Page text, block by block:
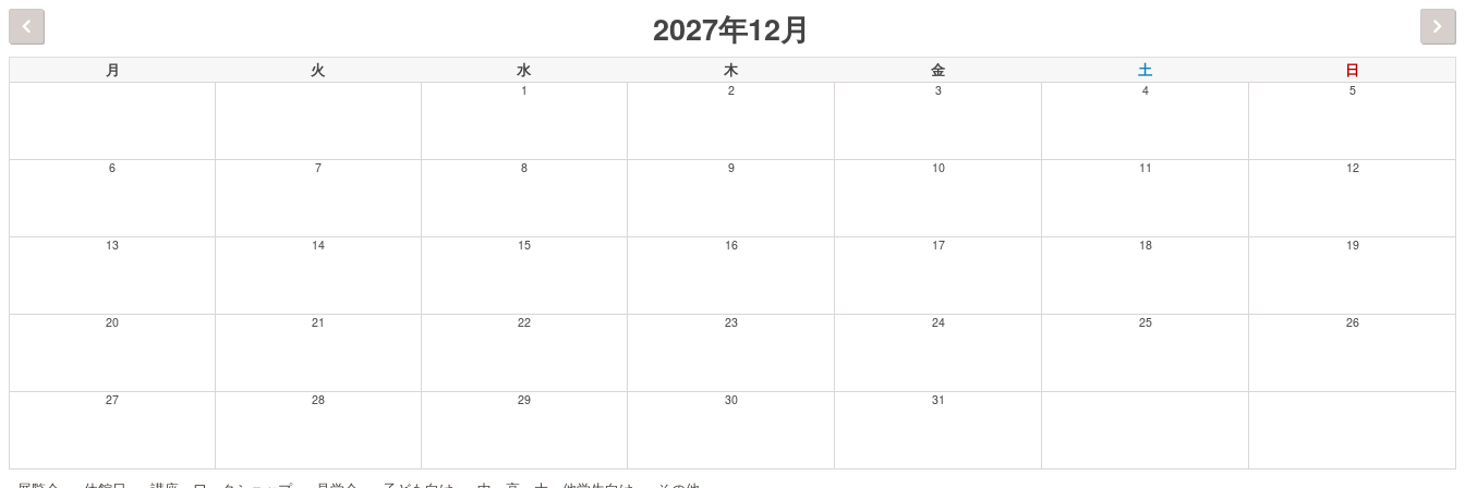
2027年12月
月 火 水 木 金 土 日
1 2 3 4 5
6 7 8 9 10 11 12
13 14 15 16 17 18 19
20 21 22 23 24 25 26
27 28 29 30 31